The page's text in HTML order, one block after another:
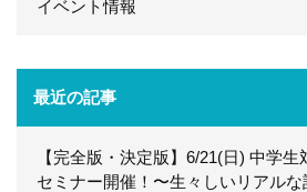
イベント情報
最近の記事
【完全版・決定版】6/21(日) 中学
セミナー開催！〜生々しいリアル